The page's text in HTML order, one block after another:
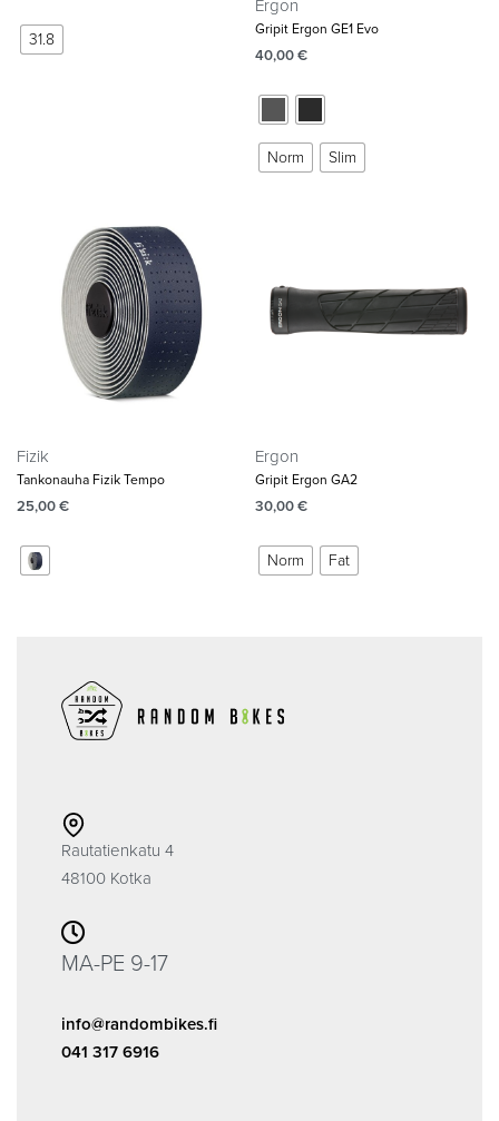
31.8
Ergon
Gripit Ergon GE1 Evo
40,00€
Norm Slim
Fizik
Tankonauha Fizik Tempo
25,00€
Ergon
Gripit Ergon GA2
30,00€
Norm Fat
Rautatienkatu 4
48100 Kotka
MA-PE 9-17
info@randombikes.fi
041 317 6916